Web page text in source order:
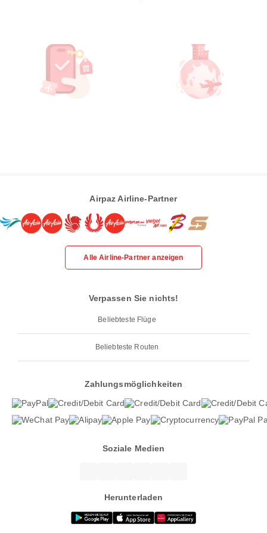
Airpaz Airline-Partner
Alle Airline-Partner anzeigen
Verpassen Sie nichts!
Beliebteste Flüge
Beliebteste Routen
Zahlungsmöglichkeiten
Soziale Medien
Herunterladen